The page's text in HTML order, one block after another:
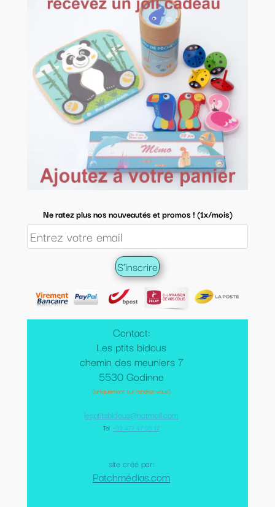
Contact:
Les ptits bidous
chemin des meuniers 7
5530 Godinne
(uniquement sur rendez-vous)
lesptitsbidous@hotmail.com
Tel: +32 477 47 05 17
site créé par:
Patchmédias.com
Ne ratez plus nos nouveautés et promos ! (1x/mois)